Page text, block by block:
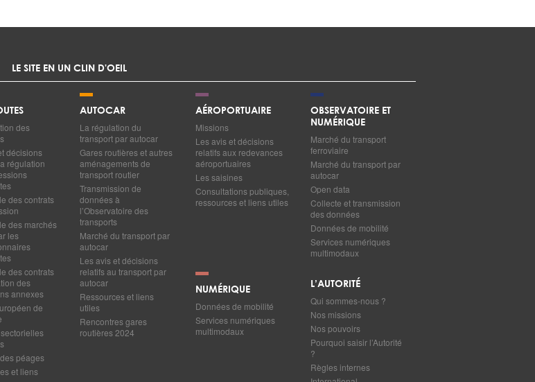
LE SITE EN UN CLIN D'OEIL
des
décisions
régulation
des contrats
des marchés
les
des contrats
des
annexes
de
péages
et liens
AUTOCAR
La régulation du
transport par autocar
Gares routières et autres
aménagements de
transport routier
Transmission de
données à
l’Observatoire des
transports
Marché du transport par
autocar
Les avis et décisions
relatifs au transport par
autocar
Ressources et liens
utiles
Rencontres gares
routières 2024
AÉROPORTUAIRE
Missions
Les avis et décisions
relatifs aux redevances
aéroportuaires
Les saisines
Consultations publiques,
ressources et liens utiles
OBSERVATOIRE ET
NUMÉRIQUE
Marché du transport
ferroviaire
Marché du transport par
autocar
Open data
Collecte et transmission
des données
Données de mobilité
Services numériques
multimodaux
NUMÉRIQUE
Données de mobilité
Services numériques
multimodaux
L’AUTORITÉ
Qui sommes-nous ?
Nos missions
Nos pouvoirs
Pourquoi saisir l’Autorité
?
Règles internes